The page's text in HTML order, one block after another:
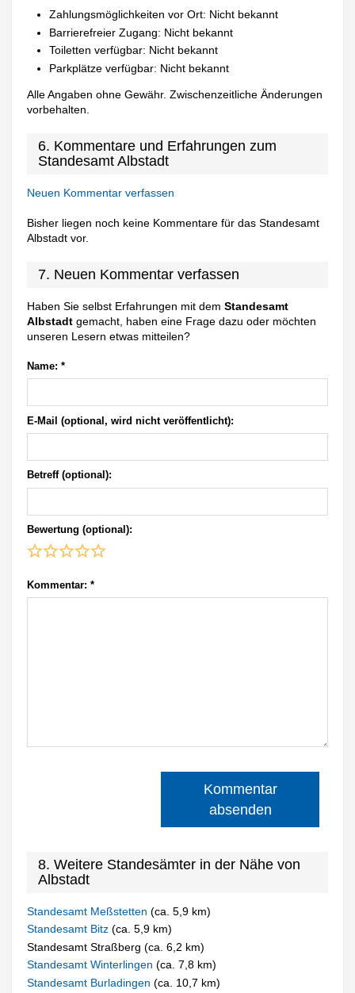
Zahlungsmöglichkeiten vor Ort: Nicht bekannt
Barrierefreier Zugang: Nicht bekannt
Toiletten verfügbar: Nicht bekannt
Parkplätze verfügbar: Nicht bekannt
Alle Angaben ohne Gewähr. Zwischenzeitliche Änderungen
vorbehalten.
6. Kommentare und Erfahrungen zum
Standesamt Albstadt
Neuen Kommentar verfassen
Bisher liegen noch keine Kommentare für das Standesamt
Albstadt vor.
7. Neuen Kommentar verfassen
Haben Sie selbst Erfahrungen mit demStandesamt
Albstadt gemacht, haben eine Frage dazu oder möchten
unseren Lesern etwas mitteilen?
Name: *
E-Mail (optional, wird nicht veröffentlicht):
Betreff (optional):
Bewertung (optional):
Kommentar: *
Kommentar
absenden
8. Weitere Standesämter in der Nähe von
Albstadt
Standesamt Meßstetten(ca. 5,9 km)
Standesamt Bitz(ca. 5,9 km)
Standesamt Straßberg (ca. 6,2 km)
Standesamt Winterlingen(ca. 7,8 km)
Standesamt Burladingen(ca. 10,7 km)